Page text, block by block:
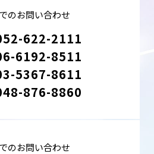
のお問い合わせ
622-2111
6192-8511
5367-8611
876-8860
のお問い合わせ